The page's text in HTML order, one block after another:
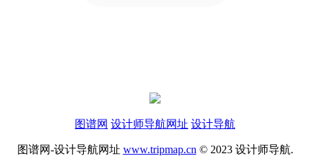
图谱网 设计师导航网址 设计导航
图谱网-设计导航网址 www.tripmap.cn© 2023 设计师导航.